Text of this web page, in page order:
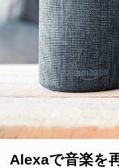
Alexaで音楽を